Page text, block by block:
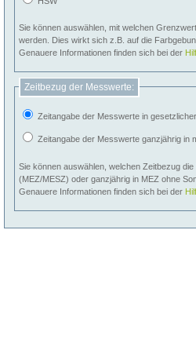
Sie können auswählen, mit welchen
werden. Dies wirkt sich z.B. auf die
Genauere Informationen finden sich bei der
Zeitbezug der Messwerte:
Zeitangabe der Messwerte in
Zeitangabe der Messwerte ganzjährig in
Sie können auswählen, welchen Zeitbezug
(MEZ/MESZ) oder ganzjährig in MEZ ohne
Genauere Informationen finden sich bei der